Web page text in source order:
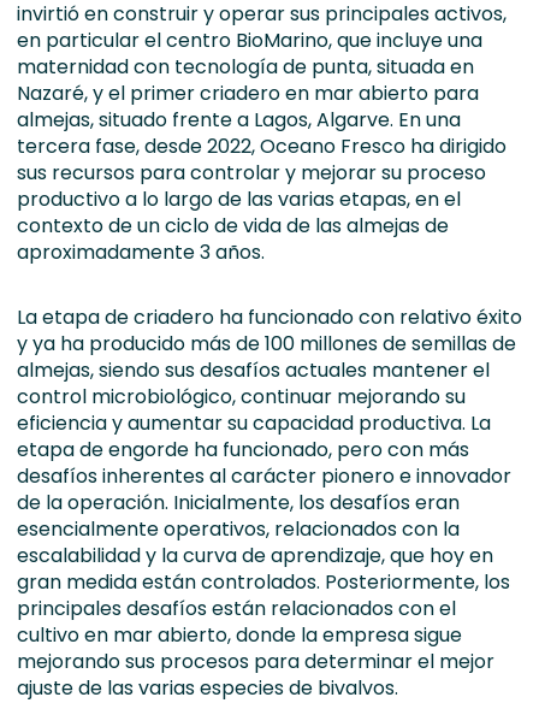
invirtió en construir y operar sus principales activos,
en particular el centro BioMarino, que incluye una
maternidad con tecnología de punta, situada en
Nazaré, y el primer criadero en mar abierto para
almejas, situado frente a Lagos, Algarve. En una
tercera fase, desde 2022, Oceano Fresco ha dirigido
sus recursos para controlar y mejorar su proceso
productivo a lo largo de las varias etapas, en el
contexto de un ciclo de vida de las almejas de
aproximadamente 3 años.
La etapa de criadero ha funcionado con relativo éxito
y ya ha producido más de 100 millones de semillas de
almejas, siendo sus desafíos actuales mantener el
control microbiológico, continuar mejorando su
eficiencia y aumentar su capacidad productiva. La
etapa de engorde ha funcionado, pero con más
desafíos inherentes al carácter pionero e innovador
de la operación. Inicialmente, los desafíos eran
esencialmente operativos, relacionados con la
escalabilidad y la curva de aprendizaje, que hoy en
gran medida están controlados. Posteriormente, los
principales desafíos están relacionados con el
cultivo en mar abierto, donde la empresa sigue
mejorando sus procesos para determinar el mejor
ajuste de las varias especies de bivalvos.